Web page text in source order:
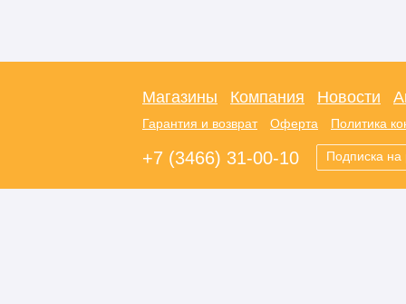
Магазины Компания Новости
Гарантия и возврат Оферта Политика
+7 (3466) 31-00-10 Подписка на